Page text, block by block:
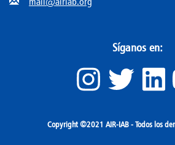
Síganos en:
Copyright ©2021 AIR-IAB - Todos los